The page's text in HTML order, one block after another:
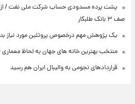
پشت پرده‌ مسدودی حساب شرکت ملی نفت / از
صف ۳ بانک طلبکار
یک پژوهش مهم درخصوص پروتئین مورد نیاز
منتخب بهترین خانه های جهان به لحاظ معماری
قراردادهای نجومی به والیبال ایران هم رسید